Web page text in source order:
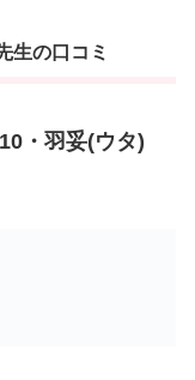
生の口コミ
・羽妥(ウタ)